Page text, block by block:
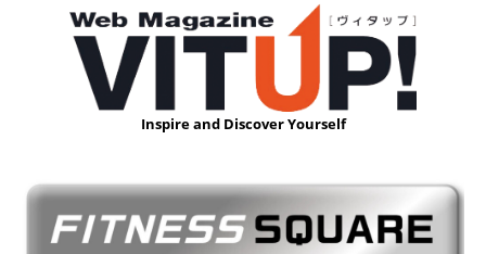
Inspire and Discover Yourself